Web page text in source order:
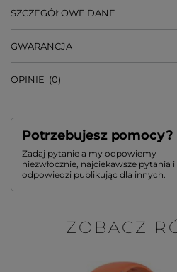
SZCZEGÓŁOWE DANE
GWARANCJA
OPINIE (0)
Potrzebujesz pomocy?
Zadaj pytanie a my odpowiemy
niezwłocznie, najciekawsze pytania i
odpowiedzi publikując dla innych.
ZOBACZ